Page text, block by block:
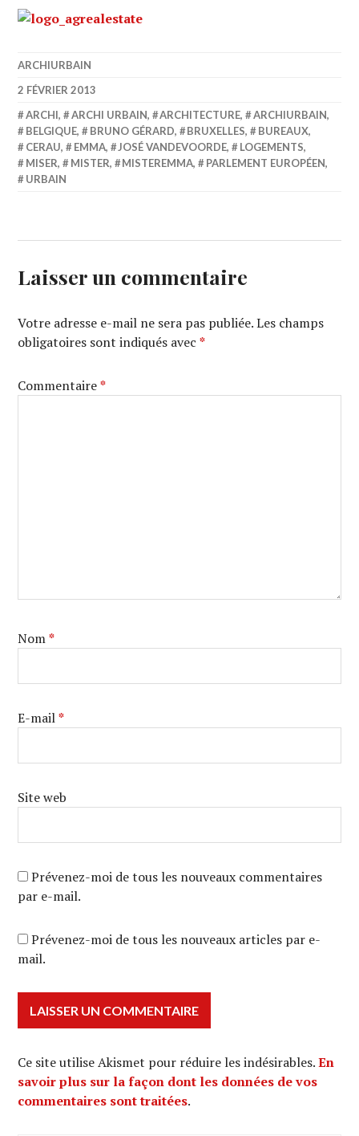
ARCHIURBAIN
2 FÉVRIER 2013
ARCHI, ARCHI URBAIN, ARCHITECTURE, ARCHIURBAIN,
BELGIQUE, BRUNO GÉRARD, BRUXELLES, BUREAUX,
CERAU, EMMA, JOSÉ VANDEVOORDE, LOGEMENTS,
MISER, MISTER, MISTEREMMA, PARLEMENT EUROPÉEN,
URBAIN
Laisser un commentaire
Votre adresse e-mail ne sera pas publiée. Les champs
obligatoires sont indiqués avec*
Commentaire*
Nom*
E-mail*
Site web
Prévenez-moi de tous les nouveaux commentaires
par e-mail.
Prévenez-moi de tous les nouveaux articles par e-
mail.
Ce site utilise Akismet pour réduire les indésirables.En
savoir plus sur la façon dont les données de vos
commentaires sont traitées.